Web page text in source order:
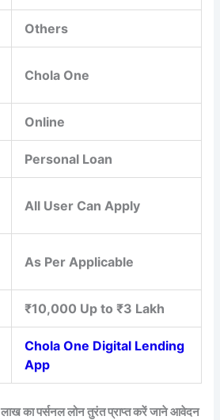
Others
Chola One
Online
Personal Loan
All User Can Apply
As Per Applicable
₹10,000 Up to ₹3 Lakh
Chola One Digital Lending
App
का पर्सनल लोन तुरंत प्राप्त करें जाने आवेदन